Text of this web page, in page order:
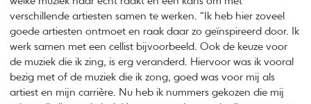
verschillende artiesten samen te werken. “Ik heb hier zoveel
goede artiesten ontmoet en raak daar zo geïnspireerd door. Ik
werk samen met een cellist bijvoorbeeld. Ook de keuze voor
de muziek die ik zing, is erg veranderd. Hiervoor was ik vooral
bezig met of de muziek die ik zong, goed was voor mij als
artiest en mijn carrière. Nu heb ik nummers gekozen die mij